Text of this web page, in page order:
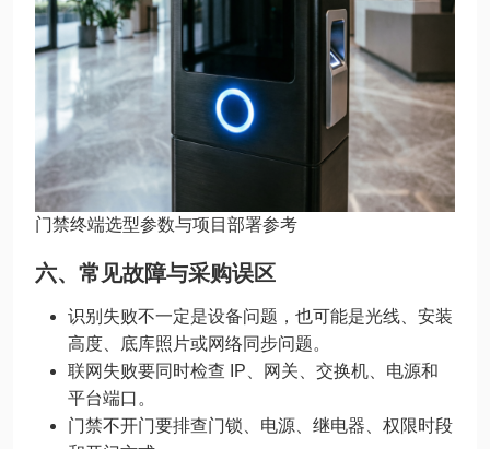
门禁终端选型参数与项目部署参考
六、常见故障与采购误区
识别失败不一定是设备问题，也可能是光线、安装
高度、底库照片或网络同步问题。
联网失败要同时检查 IP、网关、交换机、电源和
平台端口。
门禁不开门要排查门锁、电源、继电器、权限时段